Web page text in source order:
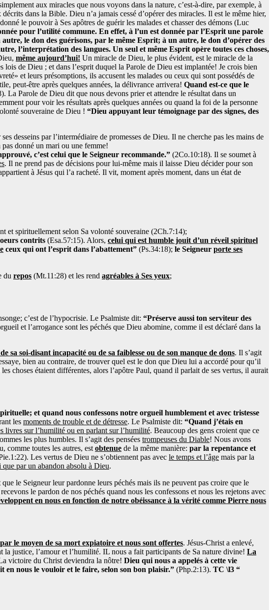
aux miracles que nous voyons dans la nature, c’est-à-dire, par exemple, à
dans la Bible. Dieu n’a jamais cessé d’opérer des miracles. Il est le même hier,
le pouvoir à Ses apôtres de guérir les malades et chasser des démons (Luc
pour l’utilité commune. En effet, à l’un est donnée par l’Esprit une parole
le don des guérisons, par le même Esprit; à un autre, le don d’opérer des
l’interprétation des langues. Un seul et même Esprit opère toutes ces choses,
même aujourd’hui! Un miracle de Dieu, le plus évident, est le miracle de la
de Dieu ; et dans l’esprit duquel la Parole de Dieu est implantée! Je crois bien
et leurs présomptions, ils accusent les malades ou ceux qui sont possédés de
peut-être après quelques années, la délivrance arrivera! Quand est-ce que le
La Parole de Dieu dit que nous devons prier et attendre le résultat dans un
pour voir les résultats après quelques années ou quand la foi de la personne
souveraine de Dieu ! “Dieu appuyant leur témoignage par des signes, des
desseins par l’intermédiaire de promesses de Dieu. Il ne cherche pas les mains de
donné un mari ou une femme!
c’est celui que le Seigneur recommande.” (2Co.10:18). Il se soumet à
. Il ne prend pas de décisions pour lui-même mais il laisse Dieu décider pour son
à Jésus qui l’a racheté. Il vit, moment après moment, dans un état de
et spirituellement selon Sa volonté souveraine (2Ch.7:14);
contrits (Esa.57:15). Alors, celui qui est humble jouit d’un réveil spirituel
ceux qui ont l’esprit dans l’abattement” (Ps.34:18); le Seigneur porte ses
du repos (Mt.11:28) et les rend agréables à Ses yeux;
c’est de l’hypocrisie. Le Psalmiste dit: “Préserve aussi ton serviteur des
et l’arrogance sont les péchés que Dieu abomine, comme il est déclaré dans la
soi-disant incapacité ou de sa faiblesse ou de son manque de dons. Il s’agit
bien au contraire, de trouver quel est le don que Dieu lui a accordé pour qu’il
choses étaient différentes, alors l’apôtre Paul, quand il parlait de ses vertus, il aurait
et quand nous confessons notre orgueil humblement et avec tristesse
les moments de trouble et de détresse. Le Psalmiste dit: “Quand j’étais en
livres sur l’humilité ou en parlant sur l’humilité. Beaucoup des gens croient que ce
les plus humbles. Il s’agit des pensées trompeuses du Diable! Nous avons
comme toutes les autres, est obtenue de la même manière: par la repentance et
Les vertus de Dieu ne s’obtiennent pas avec le temps et l’âge mais par la
par un abandon absolu à Dieu.
le Seigneur leur pardonne leurs péchés mais ils ne peuvent pas croire que le
le pardon de nos péchés quand nous les confessons et nous les rejetons avec
en nous en fonction de notre obéissance à la vérité comme Pierre nous
le moyen de sa mort expiatoire et nous sont offertes. Jésus-Christ a enlevé,
la justice, l’amour et l’humilité. IL nous a fait participants de Sa nature divine! La
victoire du Christ deviendra la nôtre! Dieu qui nous a appelés à cette vie
nous le vouloir et le faire, selon son bon plaisir.” (Php.2:13). TC \l3 “